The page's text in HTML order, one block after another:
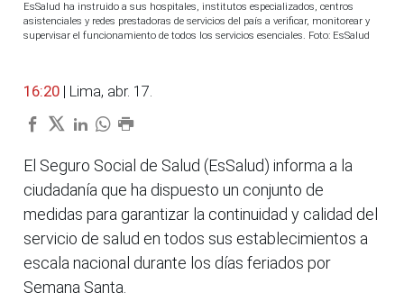
EsSalud ha instruido a sus hospitales, institutos especializados, centros
asistenciales y redes prestadoras de servicios del país a verificar, monitorear y
supervisar el funcionamiento de todos los servicios esenciales. Foto: EsSalud
16:20 | Lima, abr. 17.
El Seguro Social de Salud (EsSalud) informa a la
ciudadanía que ha dispuesto un conjunto de
medidas para garantizar la continuidad y calidad del
servicio de salud en todos sus establecimientos a
escala nacional durante los días feriados por
Semana Santa.